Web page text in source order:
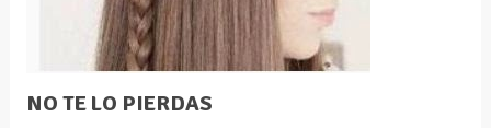
NO TE LO PIERDAS